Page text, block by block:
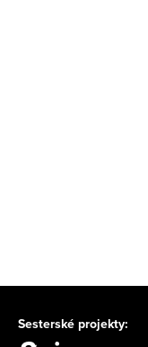
Sesterské projekty: